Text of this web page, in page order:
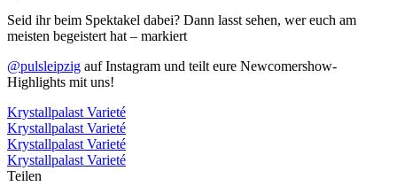
Seid ihr beim Spektakel dabei? Dann lasst sehen, wer euch am
meisten begeistert hat – markiert
@pulsleipzig auf Instagram und teilt eure Newcomershow-
Highlights mit uns!
Krystallpalast Varieté
Krystallpalast Varieté
Krystallpalast Varieté
Krystallpalast Varieté
Teilen